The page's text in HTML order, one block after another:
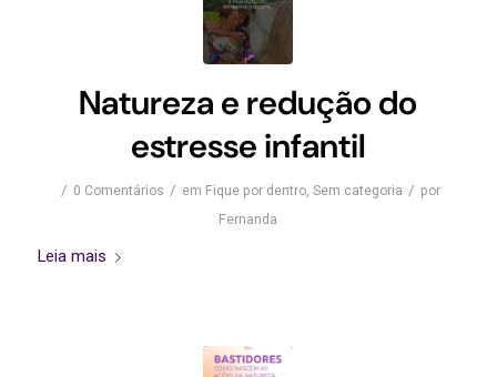
Natureza e redução do
estresse infantil
/ 0 Comentários / em Fique por dentro,Sem categoria / por
Fernanda
Leia mais